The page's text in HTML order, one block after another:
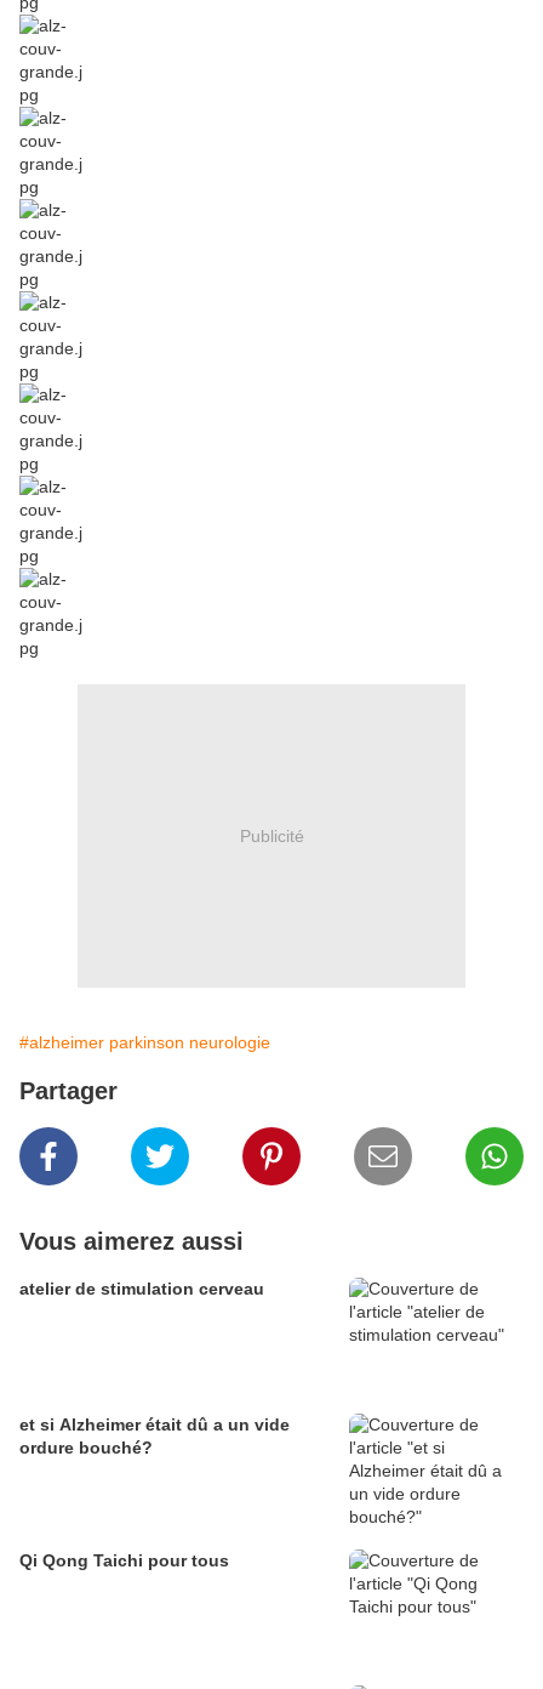
Publicité
#alzheimer parkinson neurologie
Partager
Vous aimerez aussi
atelier de stimulation cerveau
et si Alzheimer était dû a un vide
ordure bouché?
Qi Qong Taichi pour tous